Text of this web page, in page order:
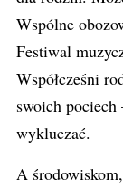
Wspólne
Festiwal
Współcześni
swoich
wykluczać.
A